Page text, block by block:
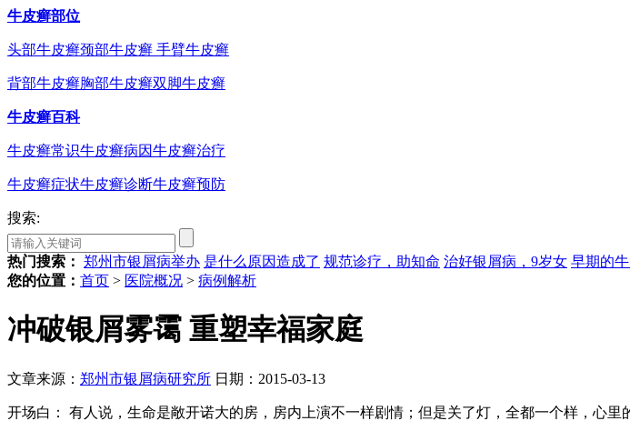
牛皮癣部位
头部牛皮癣颈部牛皮癣 手臂牛皮癣
背部牛皮癣胸部牛皮癣双脚牛皮癣
牛皮癣百科
牛皮癣常识牛皮癣病因牛皮癣治疗
牛皮癣症状牛皮癣诊断牛皮癣预防
搜索:
热门搜索： 郑州市银屑病举办 是什么原因造成了 规范诊疗，助知命 治好银屑病，9岁女 早期的
您的位置： 首页 > 医院概况 > 病例解析
冲破银屑雾霭 重塑幸福家庭
文章来源： 郑州市银屑病研究所 日期：2015-03-13
开场白： 有人说，生命是敞开诺大的房，房内上演不一样剧情；但是关了灯，全都一个样，心